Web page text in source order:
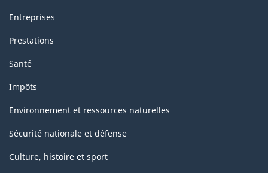
Entreprises
Prestations
Santé
Impôts
Environnement et ressources naturelles
Sécurité nationale et défense
Culture, histoire et sport